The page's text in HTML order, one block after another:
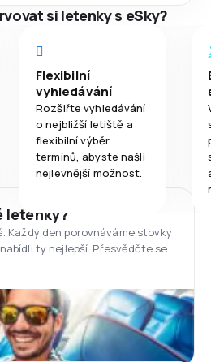
si letenky s eSky?
Flexibilní
vyhledávání
Rozšiřte vyhledávání
o nejbližší letiště a
flexibilní výběr
termínů, abyste našli
nejlevnější možnost.
letenky?
Každý den porovnáváme stovky
ty nejlepší. Přesvědčte se